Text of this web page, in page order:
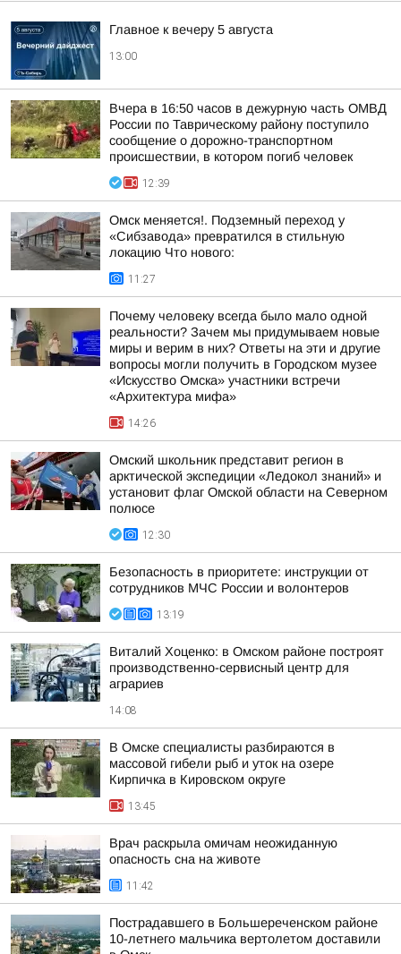
Главное к вечеру 5 августа
13:00
Вчера в 16:50 часов в дежурную часть ОМВД
России по Таврическому району поступило
сообщение о дорожно-транспортном
происшествии, в котором погиб человек
12:39
Омск меняется!. Подземный переход у
«Сибзавода» превратился в стильную
локацию Что нового:
11:27
Почему человеку всегда было мало одной
реальности? Зачем мы придумываем новые
миры и верим в них? Ответы на эти и другие
вопросы могли получить в Городском музее
«Искусство Омска» участники встречи
«Архитектура мифа»
14:26
Омский школьник представит регион в
арктической экспедиции «Ледокол знаний» и
установит флаг Омской области на Северном
полюсе
12:30
Безопасность в приоритете: инструкции от
сотрудников МЧС России и волонтеров
13:19
Виталий Хоценко: в Омском районе построят
производственно-сервисный центр для
аграриев
14:08
В Омске специалисты разбираются в
массовой гибели рыб и уток на озере
Кирпичка в Кировском округе
13:45
Врач раскрыла омичам неожиданную
опасность сна на животе
11:42
Пострадавшего в Большереченском районе
10-летнего мальчика вертолетом доставили